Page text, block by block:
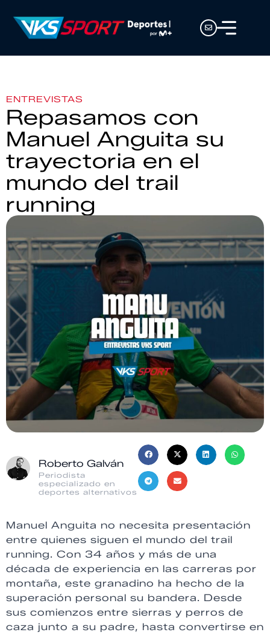
ENTREVISTAS
Repasamos con
Manuel Anguita su
trayectoria en el
mundo del trail
running
Roberto Galván
Periodista
especializado en
deportes alternativos
Manuel Anguita no necesita presentación
entre quienes siguen el mundo del trail
running. Con 34 años y más de una
década de experiencia en las carreras por
montaña, este granadino ha hecho de la
superación personal su bandera. Desde
sus comienzos entre sierras y perros de
caza junto a su padre, hasta convertirse en